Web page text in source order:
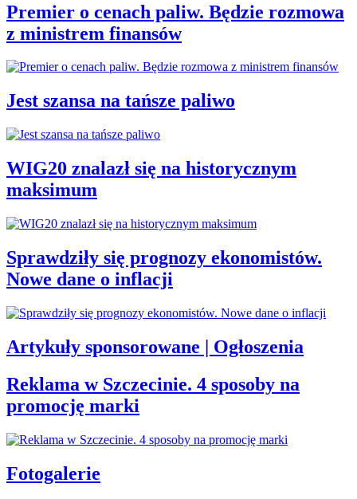
Premier o cenach paliw. Będzie rozmowa
z ministrem finansów
Jest szansa na tańsze paliwo
WIG20 znalazł się na historycznym
maksimum
Sprawdziły się prognozy ekonomistów.
Nowe dane o inflacji
Artykuły sponsorowane | Ogłoszenia
Reklama w Szczecinie. 4 sposoby na
promocję marki
Fotogalerie